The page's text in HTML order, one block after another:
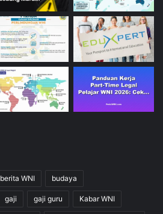
berita WNI budaya
gaji gaji guru Kabar WNI